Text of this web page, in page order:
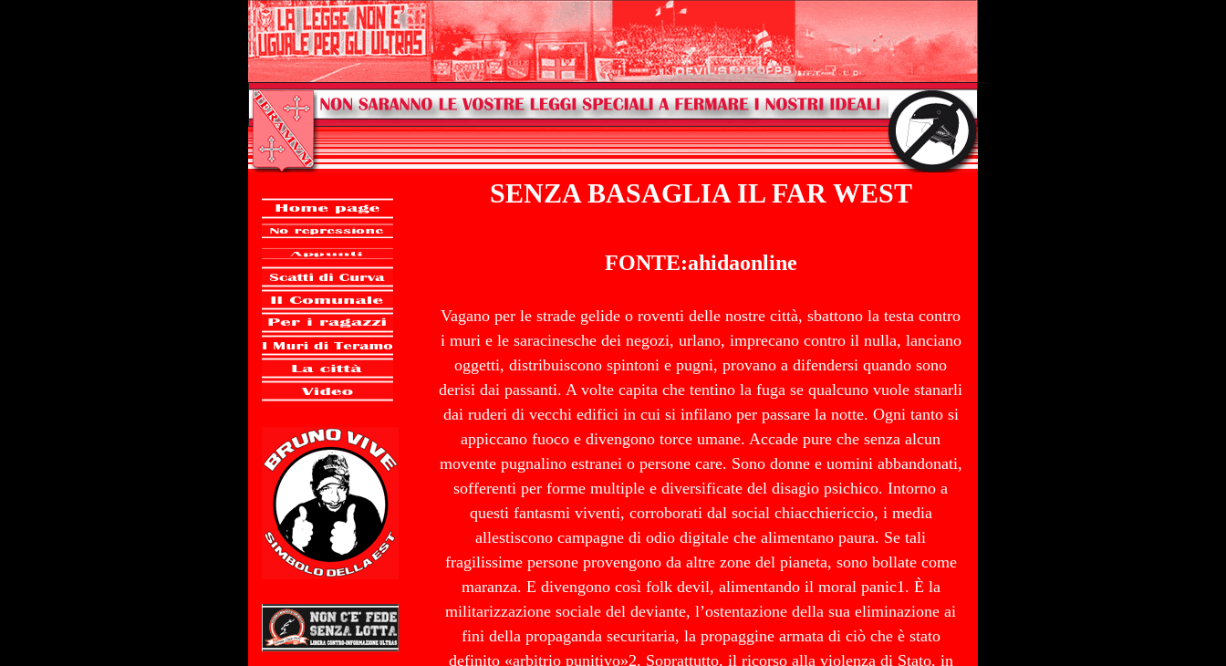
SENZA BASAGLIA IL FAR WEST
FONTE:ahidaonline
Vagano per le strade gelide o roventi delle nostre città, sbattono la testa contro
i muri e le saracinesche dei negozi, urlano, imprecano contro il nulla, lanciano
oggetti, distribuiscono spintoni e pugni, provano a difendersi quando sono
derisi dai passanti. A volte capita che tentino la fuga se qualcuno vuole stanarli
dai ruderi di vecchi edifici in cui si infilano per passare la notte. Ogni tanto si
appiccano fuoco e divengono torce umane. Accade pure che senza alcun
movente pugnalino estranei o persone care. Sono donne e uomini abbandonati,
sofferenti per forme multiple e diversificate del disagio psichico. Intorno a
questi fantasmi viventi, corroborati dal social chiacchiericcio, i media
allestiscono campagne di odio digitale che alimentano paura. Se tali
fragilissime persone provengono da altre zone del pianeta, sono bollate come
maranza. E divengono così folk devil, alimentando il moral panic1. È la
militarizzazione sociale del deviante, l’ostentazione della sua eliminazione ai
fini della propaganda securitaria, la propaggine armata di ciò che è stato
definito «arbitrio punitivo»2. Soprattutto, il ricorso alla violenza di Stato, in